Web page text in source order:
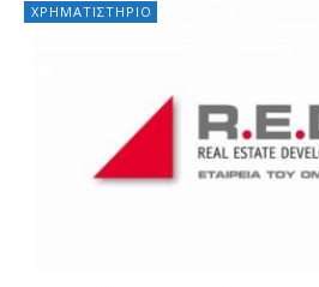
ΧΡΗΜΑΤΙΣΤΉΡΙΟ